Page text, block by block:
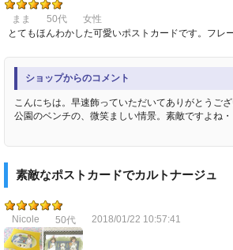
まま 50代
女性
とてもほんわかした可愛いポストカードです。フレ
ショップからのコメント
こんにちは。早速飾っていただいてありがとうござ
公園のベンチの、微笑ましい情景。素敵ですよね・
素敵なポストカードでカルトナージュ
Nicole 50代 2018/01/22 10:57:41